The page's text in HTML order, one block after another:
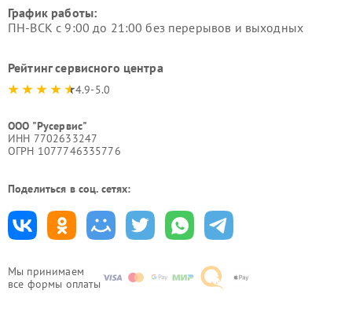
Мы принимаем
все формы оплаты
График работы:
ПН-ВСК с 9:00 до 21:00 без перерывов и выходных
Рейтинг сервисного центра
4.9-5.0
ООО "Русервис"
ИНН 7702633247
ОГРН 1077746335776
Поделиться в соц. сетях: